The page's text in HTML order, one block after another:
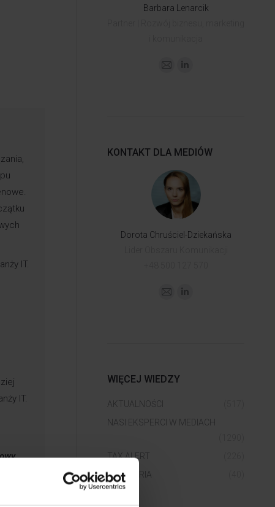
IT.
IT.
Barbara Lenarcik
KONTAKT DLA MEDIÓW
Dorota Chruściel-Dziekańska
WIĘCEJ WIEDZY
AKTUALNOŚCI
NASI EKSPERCI W MEDIACH
TAX ALERT
WEBINARIA